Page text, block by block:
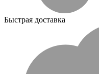
Быстрая доставка